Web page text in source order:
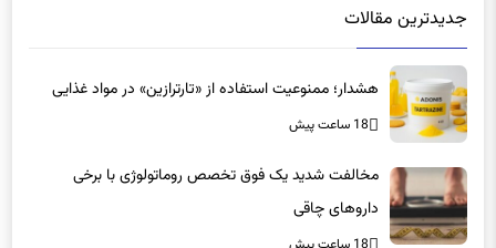
جدیدترین مقالات
هشدار؛ ممنوعیت استفاده از «تارترازین» در مواد غذایی
18 ساعت پیش
مخالفت شدید یک فوق تخصص روماتولوژی با برخی
داروهای چاقی